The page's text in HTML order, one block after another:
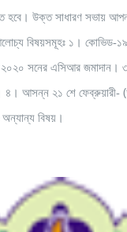
হবে। উক্ত সাধারণ সভায়
বিষয়সমূহঃ ১। কোভিড-
সনের এসিআর জমাদান।
৪। আসন্ন ২১ শে ফেব্রুয়ারী-
অন্যান্য বিষয়।